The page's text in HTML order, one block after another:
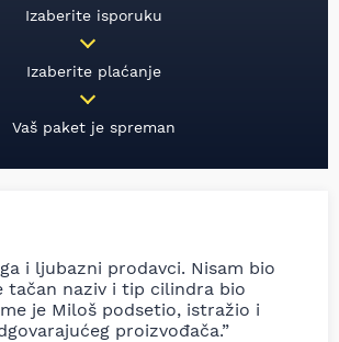
Izaberite isporuku
Izaberite plaćanje
Vaš paket je spreman
i ljubazni prodavci. Nisam bio
tačan naziv i tip cilindra bio
je Miloš podsetio, istražio i
proizvođača.”